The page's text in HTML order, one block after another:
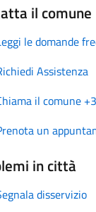
il comune
le domande
Assistenza
il comune
un
in città
disservizio